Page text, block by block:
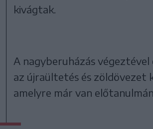
kivágtak.
A nagyberuházás végeztével
az újraültetés és zöldövezet
amelyre már van